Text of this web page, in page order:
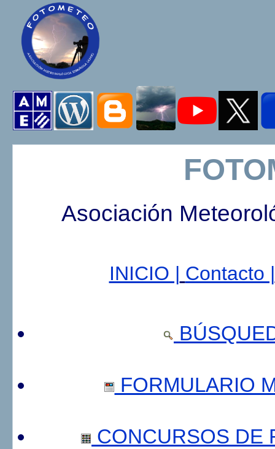
Asociación
INICIO | Contacto |
FORMULARIO
CONCURSOS DE